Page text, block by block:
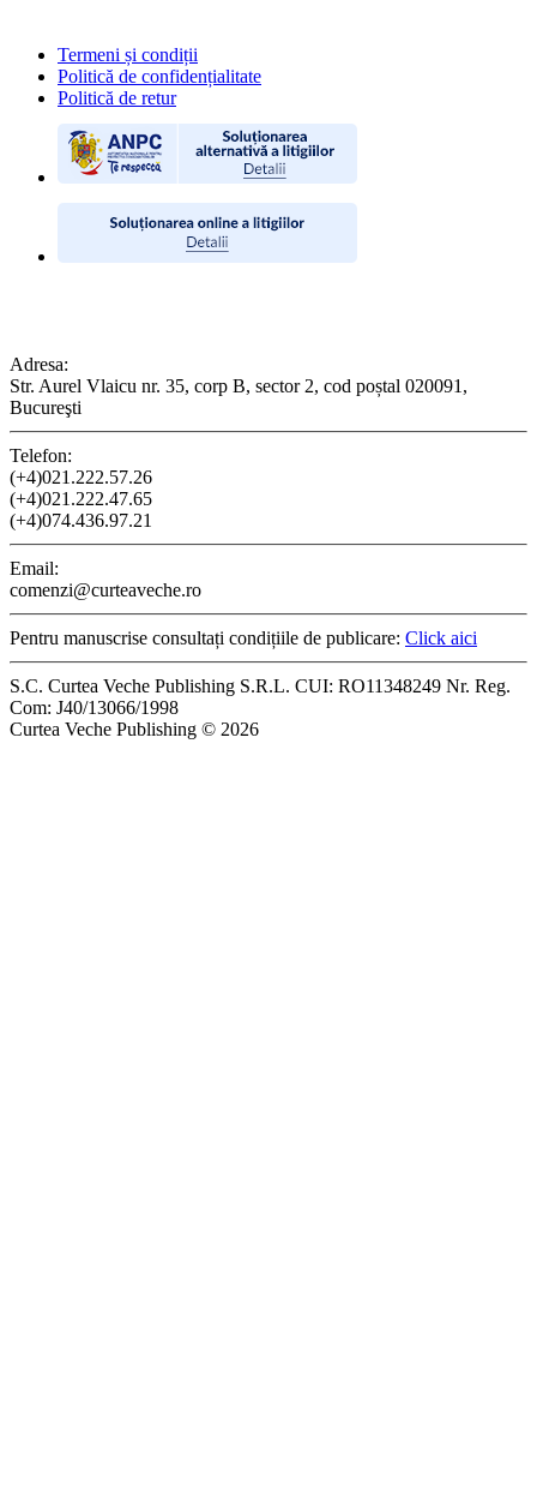
Termeni și condiții
Politică de confidențialitate
Politică de retur
Adresa:
Str. Aurel Vlaicu nr. 35, corp B, sector 2, cod poștal 020091,
Bucureşti
Telefon:
(+4)021.222.57.26
(+4)021.222.47.65
(+4)074.436.97.21
Email:
comenzi@curteaveche.ro
Pentru manuscrise consultați condițiile de publicare: Click aici
S.C. Curtea Veche Publishing S.R.L. CUI: RO11348249 Nr. Reg.
Com: J40/13066/1998
Curtea Veche Publishing © 2026